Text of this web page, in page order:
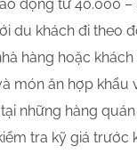
động từ 40.000 –
du khách đi theo
hàng hoặc
món ăn hợp khẩu
những hàng
tra kỹ giá trước